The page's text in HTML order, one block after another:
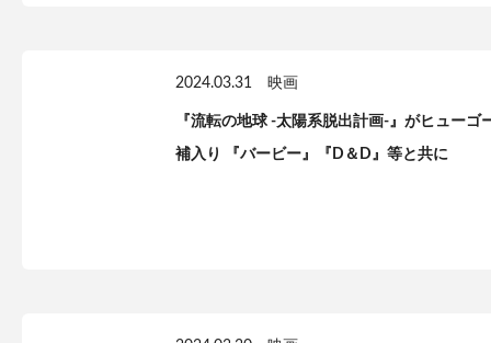
2024.03.31 映画
『流転の地球 -太陽系脱出計画-』がヒューゴ
補入り 『バービー』『D＆D』等と共に